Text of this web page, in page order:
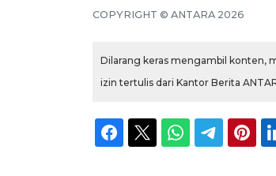
COPYRIGHT © ANTARA 2026
Dilarang keras mengambil konten,
izin tertulis dari Kantor Berita